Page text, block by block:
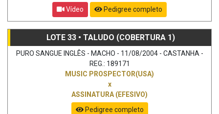
Vídeo
Pedigree completo
LOTE 33 • TALUDO (COBERTURA 1)
PURO SANGUE INGLÊS - MACHO - 11/08/2004 - CASTANHA -
REG.: 189171
MUSIC PROSPECTOR(USA)
x
ASSINATURA (EFESIVO)
Pedigree completo